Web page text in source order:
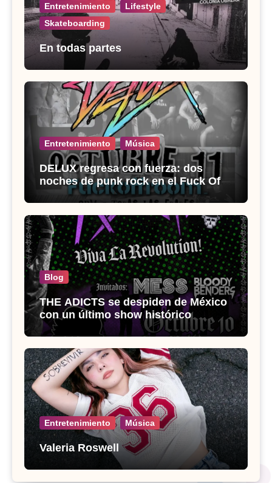
Entretenimiento
Lifestyle
Skateboarding
En todas partes
Entretenimiento Música
DELUX regresa con fuerza: dos
noches de punk rock en el Fuck Off
Room
Blog
THE ADICTS se despiden de México
con un último show histórico
Entretenimiento Música
Valeria Roswell